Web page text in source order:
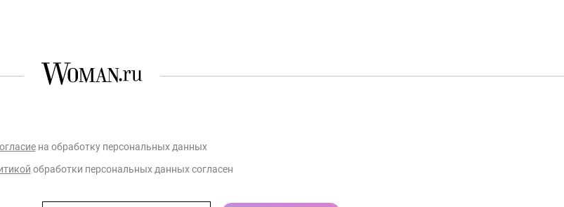
на обработку персональных данных
обработки персональных данных согласен